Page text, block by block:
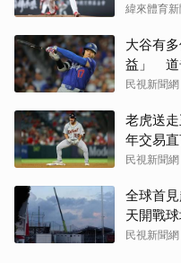
緯來體育
大谷有
益」 道
民視新聞網
老虎送
年交易
民視新聞網
全球首
天開戰
民視新聞網